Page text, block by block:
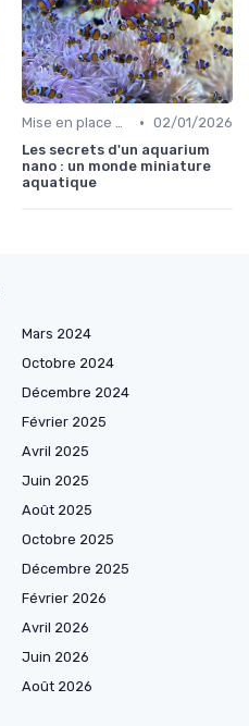
Mise en place d'un écosystème • 02/01/2026
Les secrets d'un aquarium
nano : un monde miniature
aquatique
Mars 2024
Octobre 2024
Décembre 2024
Février 2025
Avril 2025
Juin 2025
Août 2025
Octobre 2025
Décembre 2025
Février 2026
Avril 2026
Juin 2026
Août 2026